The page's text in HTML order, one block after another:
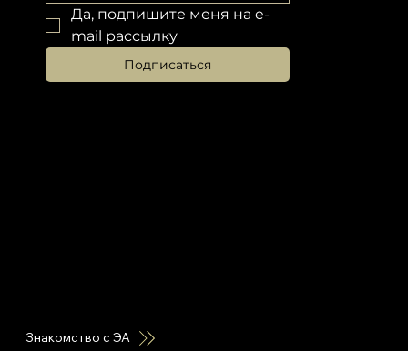
Да, подпишите меня на e-
mail рассылку
Подписаться
Знакомство с ЭА